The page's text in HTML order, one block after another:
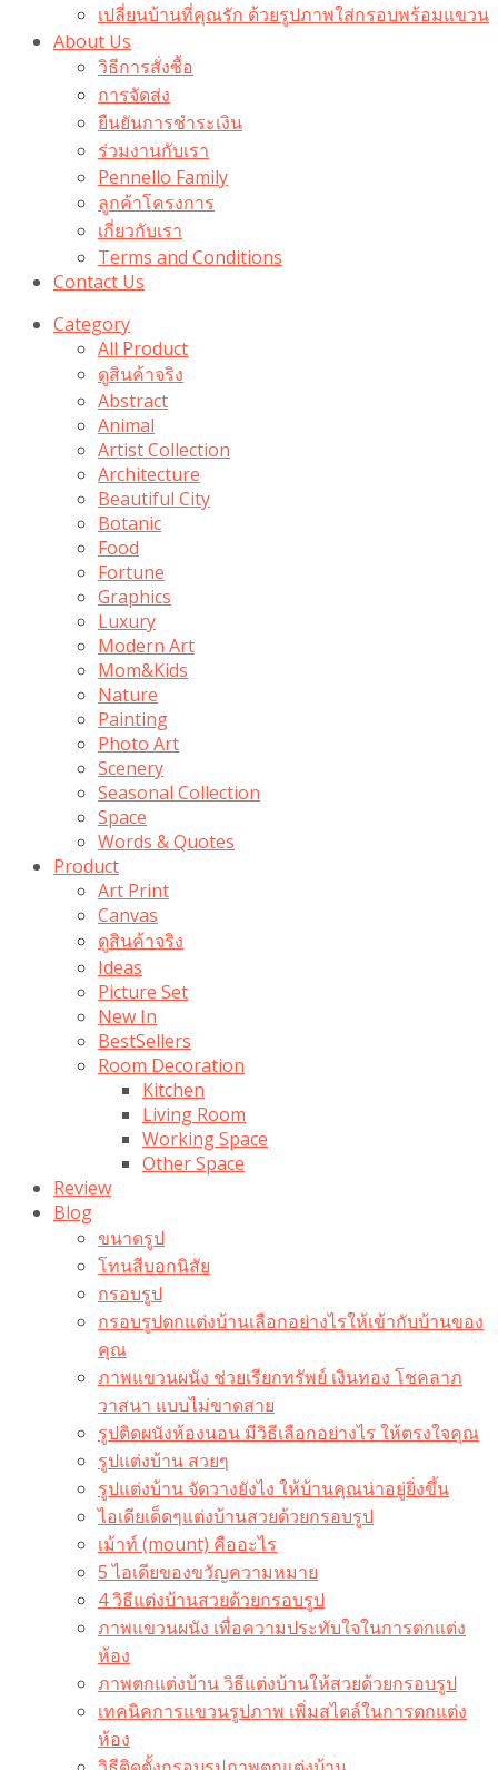
เปลี่ยนบ้านที่คุณรัก ด้วยรูปภาพใส่กรอบพร้อมแขวน​
About Us
วิธีการสั่งซื้อ
การจัดส่ง
ยืนยันการชำระเงิน
ร่วมงานกับเรา
Pennello Family
ลูกค้าโครงการ
เกี่ยวกับเรา
Terms and Conditions
Contact Us
Category
All Product
ดูสินค้าจริง
Abstract
Animal
Artist Collection
Architecture
Beautiful City
Botanic
Food
Fortune
Graphics
Luxury
Modern Art
Mom&Kids
Nature
Painting
Photo Art
Scenery
Seasonal Collection
Space
Words & Quotes
Product
Art Print
Canvas
ดูสินค้าจริง
Ideas
Picture Set
New In
BestSellers
Room Decoration
Kitchen
Living Room
Working Space
Other Space
Review
Blog
ขนาดรูป
โทนสีบอกนิสัย
กรอบรูป
กรอบรูปตกแต่งบ้านเลือกอย่างไรให้เข้ากับบ้านของ
คุณ
ภาพแขวนผนัง ช่วยเรียกทรัพย์ เงินทอง โชคลาภ
วาสนา แบบไม่ขาดสาย
รูปติดผนังห้องนอน มีวิธีเลือกอย่างไร ให้ตรงใจคุณ
รูปแต่งบ้าน สวยๆ
รูปแต่งบ้าน จัดวางยังไง ให้บ้านคุณน่าอยู่ยิ่งขึ้น
ไอเดียเด็ดๆแต่งบ้านสวยด้วยกรอบรูป
เม้าท์ (mount) คืออะไร​
5 ไอเดียของขวัญความหมาย
4 วิธีแต่งบ้านสวยด้วยกรอบรูป
ภาพแขวนผนัง เพื่อความประทับใจในการตกแต่ง
ห้อง
ภาพตกแต่งบ้าน วิธีแต่งบ้านให้สวยด้วยกรอบรูป
เทคนิคการแขวนรูปภาพ เพิ่มสไตล์ในการตกแต่ง
ห้อง